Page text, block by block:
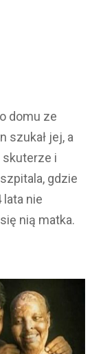
domu ze
szukał jej, a
skuterze i
gdzie
lata nie
nią matka.